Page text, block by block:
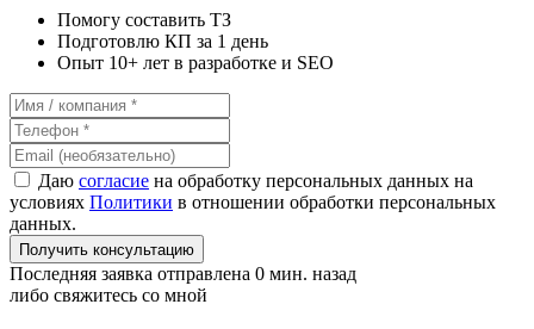
Помогу составить ТЗ
Подготовлю КП за 1 день
Опыт 10+ лет в разработке и SEO
Даю согласие на обработку персональных данных на
условиях Политики в отношении обработки персональных
данных.
Получить консультацию
Последняя заявка отправлена 0 мин. назад
либо свяжитесь со мной